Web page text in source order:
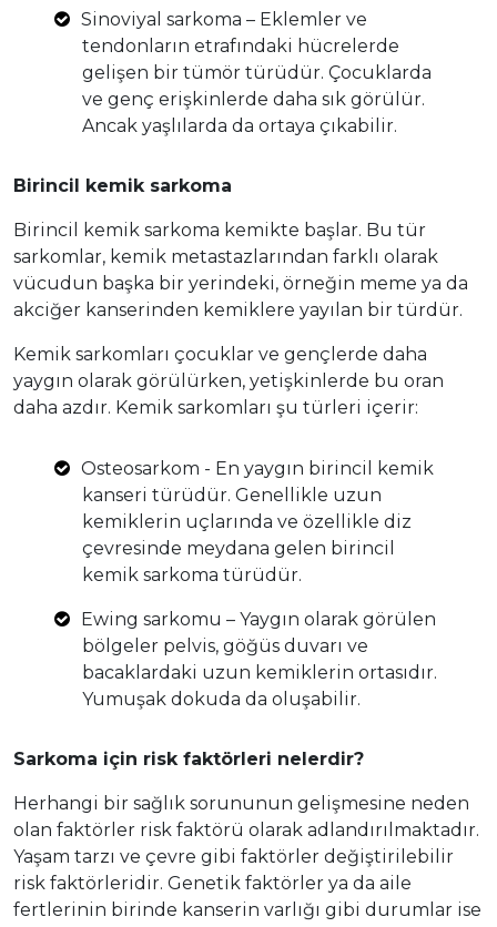
Sinoviyal sarkoma – Eklemler ve
tendonların etrafındaki hücrelerde
gelişen bir tümör türüdür. Çocuklarda
ve genç erişkinlerde daha sık görülür.
Ancak yaşlılarda da ortaya çıkabilir.
Birincil kemik sarkoma
Birincil kemik sarkoma kemikte başlar. Bu tür
sarkomlar, kemik metastazlarından farklı olarak
vücudun başka bir yerindeki, örneğin meme ya da
akciğer kanserinden kemiklere yayılan bir türdür.
Kemik sarkomları çocuklar ve gençlerde daha
yaygın olarak görülürken, yetişkinlerde bu oran
daha azdır. Kemik sarkomları şu türleri içerir:
Osteosarkom - En yaygın birincil kemik
kanseri türüdür. Genellikle uzun
kemiklerin uçlarında ve özellikle diz
çevresinde meydana gelen birincil
kemik sarkoma türüdür.
Ewing sarkomu – Yaygın olarak görülen
bölgeler pelvis, göğüs duvarı ve
bacaklardaki uzun kemiklerin ortasıdır.
Yumuşak dokuda da oluşabilir.
Sarkoma için risk faktörleri nelerdir?
Herhangi bir sağlık sorununun gelişmesine neden
olan faktörler risk faktörü olarak adlandırılmaktadır.
Yaşam tarzı ve çevre gibi faktörler değiştirilebilir
risk faktörleridir. Genetik faktörler ya da aile
fertlerinin birinde kanserin varlığı gibi durumlar ise